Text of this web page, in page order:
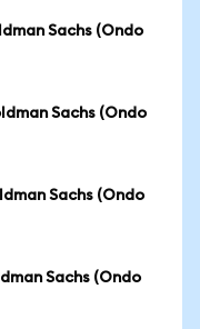
Sachs (Ondo
Sachs (Ondo
Sachs (Ondo
Sachs (Ondo